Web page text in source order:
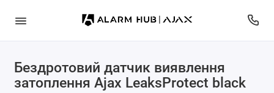
Бездротовий датчик виявлення
затоплення Ajax LeaksProtect black